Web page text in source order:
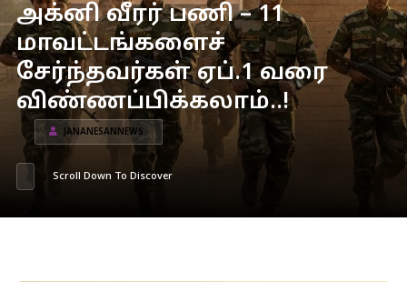
அக்னி வீரர் பணி – 11
மாவட்டங்களைச்
சேர்ந்தவர்கள் ஏப்.1 வரை
விண்ணப்பிக்கலாம்..!
JANANESANNEWS
Scroll Down To Discover